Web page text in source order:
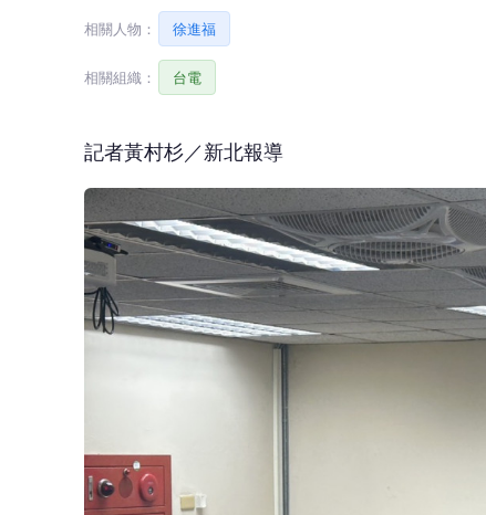
相關人物： 徐進福
相關組織： 台電
記者黃村杉／新北報導